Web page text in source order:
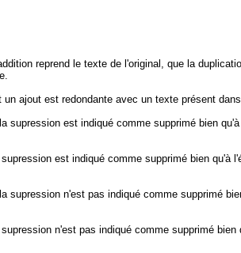
reprend le texte de l'original, que la
ajout est redondante avec un texte présent dans
supression est indiqué comme supprimé bien
est indiqué comme supprimé bien qu'à
supression n'est pas indiqué comme supprimé
n'est pas indiqué comme supprimé bien